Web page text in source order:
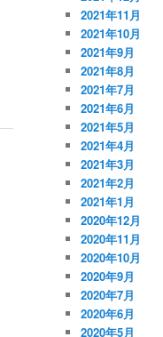
2021年11月
2021年10月
2021年9月
2021年8月
2021年7月
2021年6月
2021年5月
2021年4月
2021年3月
2021年2月
2021年1月
2020年12月
2020年11月
2020年10月
2020年9月
2020年7月
2020年6月
2020年5月